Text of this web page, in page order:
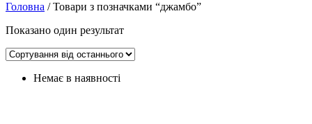
Головна / Товари з позначками “джамбо”
Показано один результат
Немає в наявності